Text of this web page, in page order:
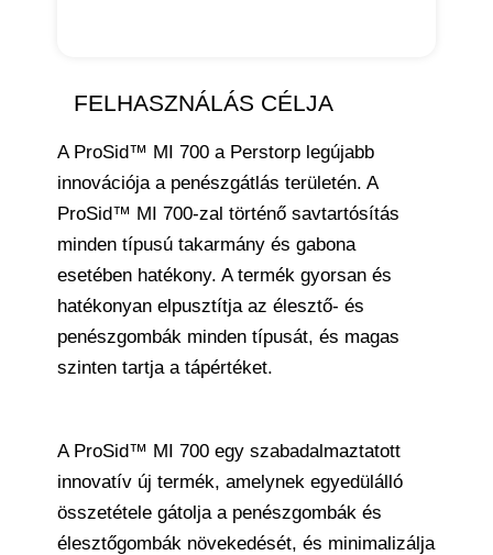
FELHASZNÁLÁS CÉLJA
A ProSid™ MI 700 a Perstorp legújabb
innovációja a penészgátlás területén. A
ProSid™ MI 700-zal történő savtartósítás
minden típusú takarmány és gabona
esetében hatékony. A termék gyorsan és
hatékonyan elpusztítja az élesztő- és
penészgombák minden típusát, és magas
szinten tartja a tápértéket.
A ProSid™ MI 700 egy szabadalmaztatott
innovatív új termék, amelynek egyedülálló
összetétele gátolja a penészgombák és
élesztőgombák növekedését, és minimalizálja